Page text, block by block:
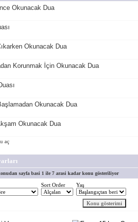
Okunacak Dua
Okunacak Dua
Korunmak İçin Okunacak Dua
Okunacak Dua
Okunacak Dua
sayfa basi 1 ile 7 arasi kadar konu gösteriliyor
Sort Order Yaş